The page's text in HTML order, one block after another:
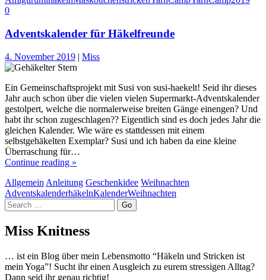
0
Adventskalender für Häkelfreunde
4. November 2019 | Miss
Ein Gemeinschaftsprojekt mit Susi von susi-haekelt! Seid ihr dieses
Jahr auch schon über die vielen vielen Supermarkt-Adventskalender
gestolpert, welche die normalerweise breiten Gänge einengen? Und
habt ihr schon zugeschlagen?? Eigentlich sind es doch jedes Jahr die
gleichen Kalender. Wie wäre es stattdessen mit einem
selbstgehäkelten Exemplar? Susi und ich haben da eine kleine
Überraschung für…
Continue reading »
Allgemein Anleitung Geschenkidee Weihnachten
AdventskalenderhäkelnKalenderWeihnachten
Search
Miss Knitness
… ist ein Blog über mein Lebensmotto “Häkeln und Stricken ist
mein Yoga”! Sucht ihr einen Ausgleich zu eurem stressigen Alltag?
Dann seid ihr genau richtig!